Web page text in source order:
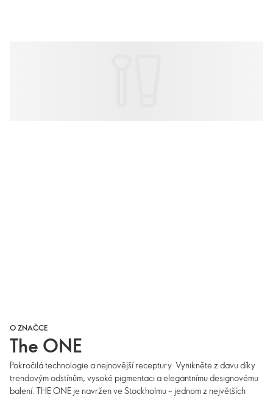
O ZNAČCE
The ONE
Pokročilá technologie a nejnovější receptury. Vynikněte z davu díky
trendovým odstínům, vysoké pigmentaci a elegantnímu designovému
balení. THE ONE je navržen ve Stockholmu – jednom z největších